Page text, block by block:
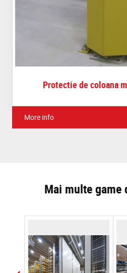
Protectie de coloana
More info
Mai multe game